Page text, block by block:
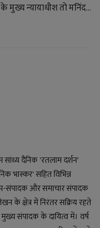
मुख्य न्यायाधीश तो मनिंद...
सांध्य दैनिक 'रतलाम दर्शन'
भास्कर' सहित विभिन्न
संपादक और समाचार संपादक
के क्षेत्र में निरंतर सक्रिय रहते
संपादक के दायित्व में। वर्ष